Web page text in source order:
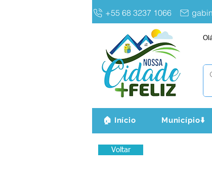
+55 68 3237 1066
🏠 Início Município⬇️
Voltar